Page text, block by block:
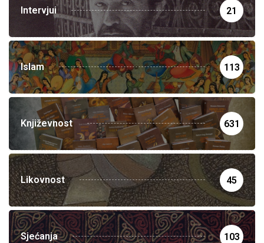
Intervjui 21
Islam 113
Književnost 631
Likovnost 45
Sjećanja 103